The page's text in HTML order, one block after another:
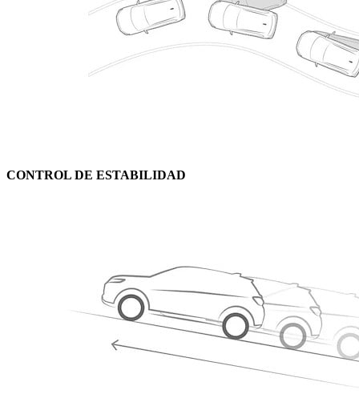
CONTROL DE ESTABILIDAD